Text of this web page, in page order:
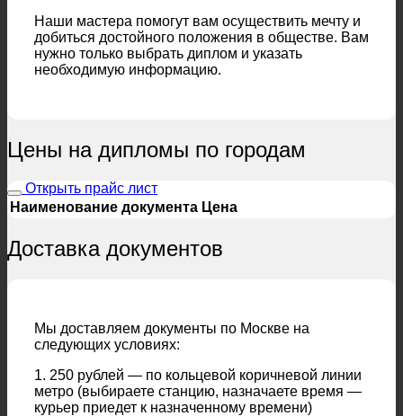
Наши мастера помогут вам осуществить мечту и
добиться достойного положения в обществе. Вам
нужно только выбрать диплом и указать
необходимую информацию.
Цены на дипломы по городам
Открыть прайс лист
Наименование документа Цена
Доставка документов
Мы доставляем документы по Москве на
следующих условиях:
1. 250 рублей — по кольцевой коричневой линии
метро (выбираете станцию, назначаете время —
курьер приедет к назначенному времени)